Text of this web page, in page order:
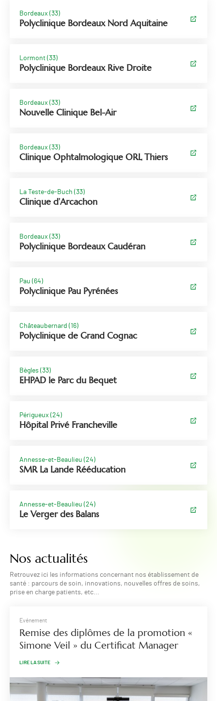
Bordeaux (33)
Polyclinique Bordeaux Nord Aquitaine
Lormont (33)
Polyclinique Bordeaux Rive Droite
Bordeaux (33)
Nouvelle Clinique Bel-Air
Bordeaux (33)
Clinique Ophtalmologique ORL Thiers
La Teste-de-Buch (33)
Clinique d’Arcachon
Bordeaux (33)
Polyclinique Bordeaux Caudéran
Pau (64)
Polyclinique Pau Pyrénées
Châteaubernard (16)
Polyclinique de Grand Cognac
Bègles (33)
EHPAD le Parc du Bequet
Périgueux (24)
Hôpital Privé Francheville
Annesse-et-Beaulieu (24)
SMR La Lande Rééducation
Annesse-et-Beaulieu (24)
Le Verger des Balans
Nos actualités
Retrouvez ici les informations concernant nos établissement de
santé : parcours de soin, innovations, nouvelles offres de soins,
prise en charge patients, etc...
Evénement
Remise des diplômes de la promotion «
Simone Veil » du Certificat Manager
LIRE LA SUITE